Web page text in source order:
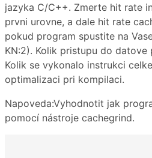
jazyka C/C++. Zmerte hit rate
prvni urovne, a dale hit rate
pokud program spustite na
KN:2). Kolik pristupu do datove
Kolik se vykonalo instrukci
optimalizaci pri kompilaci.
Napoveda:Vyhodnotit jak
pomocí nástroje cachegrind.